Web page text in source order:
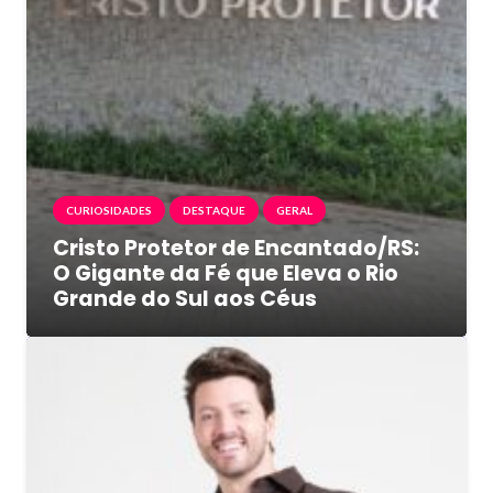
CURIOSIDADES DESTAQUE GERAL
Cristo Protetor de Encantado/RS:
O Gigante da Fé que Eleva o Rio
Grande do Sul aos Céus